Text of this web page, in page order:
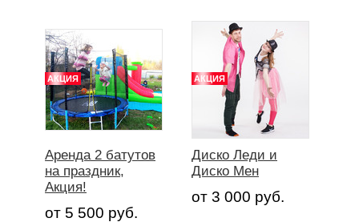
АКЦИЯ
Аренда 2 батутов
на праздник,
Акция!
от 5 500 руб.
АКЦИЯ
Диско Леди и
Диско Мен
от 3 000 руб.